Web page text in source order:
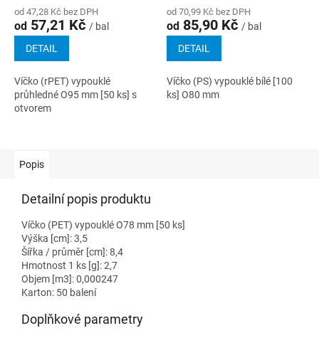
od 47,28 Kč bez DPH
od 57,21 Kč / bal
DETAIL
Víčko (rPET) vypouklé
průhledné O95 mm [50 ks] s
otvorem
od 70,99 Kč bez DPH
od 85,90 Kč / bal
DETAIL
Víčko (PS) vypouklé bílé [100
ks] O80 mm
Popis
Detailní popis produktu
Víčko (PET) vypouklé O78 mm [50 ks]
Výška [cm]: 3,5
Šířka / průměr [cm]: 8,4
Hmotnost 1 ks [g]: 2,7
Objem [m3]: 0,000247
Karton: 50 balení
Doplňkové parametry